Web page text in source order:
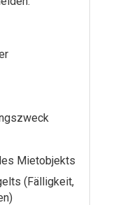
Mietobjekts
(Fälligkeit,